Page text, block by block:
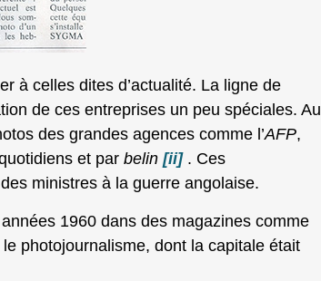
à celles dites d’actualité. La ligne de
de ces entreprises un peu spéciales. Au
des grandes agences comme l’AFP,
et par belin [ii]. Ces
ministres à la guerre angolaise.
1960 dans des magazines comme
photojournalisme, dont la capitale était